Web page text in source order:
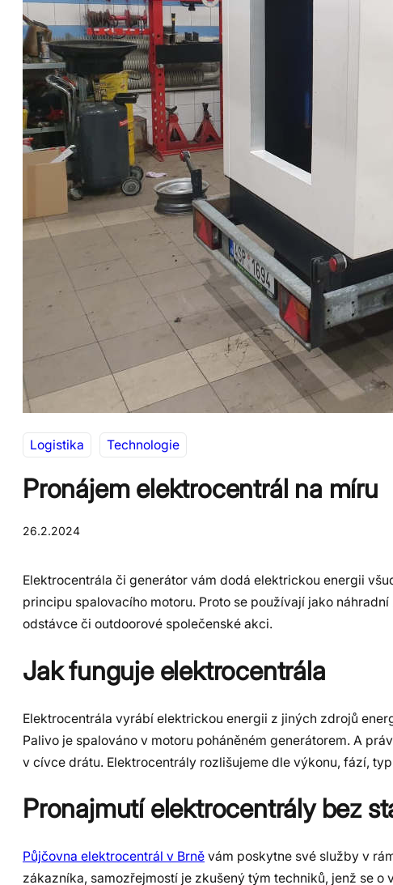
Logistika Technologie
Pronájem elektrocentrál na míru
26.2.2024
Elektrocentrála či generátor vám dodá elektrickou energii
principu spalovacího motoru. Proto se používají jako
odstávce či outdoorové společenské akci.
Jak funguje elektrocentrála
Elektrocentrála vyrábí elektrickou energii z jiných zdrojů
Palivo je spalováno v motoru poháněném generátorem. A
v cívce drátu. Elektrocentrály rozlišujeme dle výkonu, fází,
Pronajmutí elektrocentrály bez
Půjčovna elektrocentrál v Brně vám poskytne své služby v
zákazníka, samozřejmostí je zkušený tým techniků, jenž se